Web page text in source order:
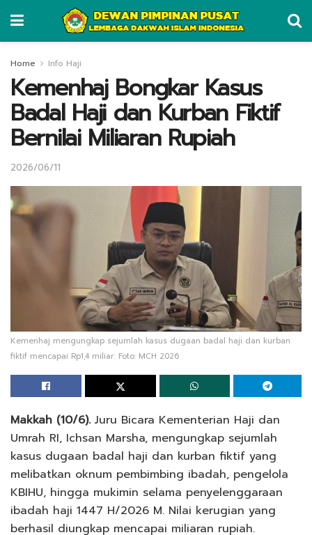
Home Info Haji
Kemenhaj Bongkar Kasus
Badal Haji dan Kurban Fiktif
Bernilai Miliaran Rupiah
2026/06/11
Kemenhaj mengungkap sejumlah kasus dugaan badal haji dan kurban
fiktif mencapai Rp1,4 miliar. Foto: MCH 2026
Makkah (10/6). Juru Bicara Kementerian Haji dan
Umrah RI, Ichsan Marsha, mengungkap sejumlah
kasus dugaan badal haji dan kurban fiktif yang
melibatkan oknum pembimbing ibadah, pengelola
KBIHU, hingga mukimin selama penyelenggaraan
ibadah haji 1447 H/2026 M. Nilai kerugian yang
berhasil diungkap mencapai miliaran rupiah.